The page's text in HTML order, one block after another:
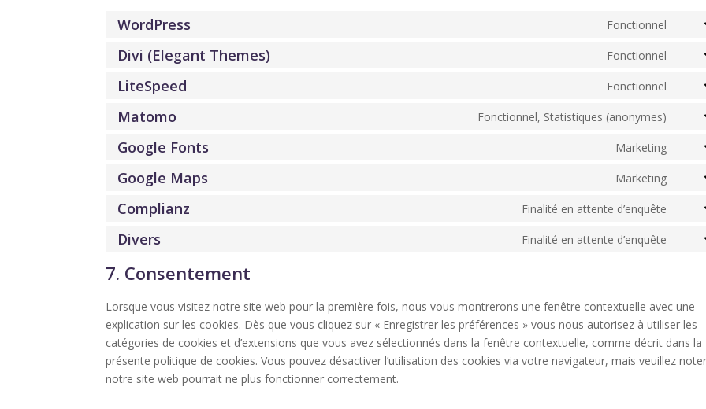
WordPress Fonctionnel
Divi (Elegant Themes) Fonctionnel
LiteSpeed Fonctionnel
Matomo Fonctionnel, Statistiques (anonymes)
Google Fonts Marketing
Google Maps Marketing
Complianz Finalité en attente d’enquête
Divers Finalité en attente d’enquête
divers
7. Consentement
Lorsque vous visitez notre site web pour la première fois, nous vous montrerons une fenêtre contextuelle avec une
explication sur les cookies. Dès que vous cliquez sur « Enregistrer les préférences » vous nous autorisez à utiliser les
catégories de cookies et d’extensions que vous avez sélectionnés dans la fenêtre contextuelle, comme décrit dans la
présente politique de cookies. Vous pouvez désactiver l’utilisation des cookies via votre navigateur, mais veuillez
notre site web pourrait ne plus fonctionner correctement.